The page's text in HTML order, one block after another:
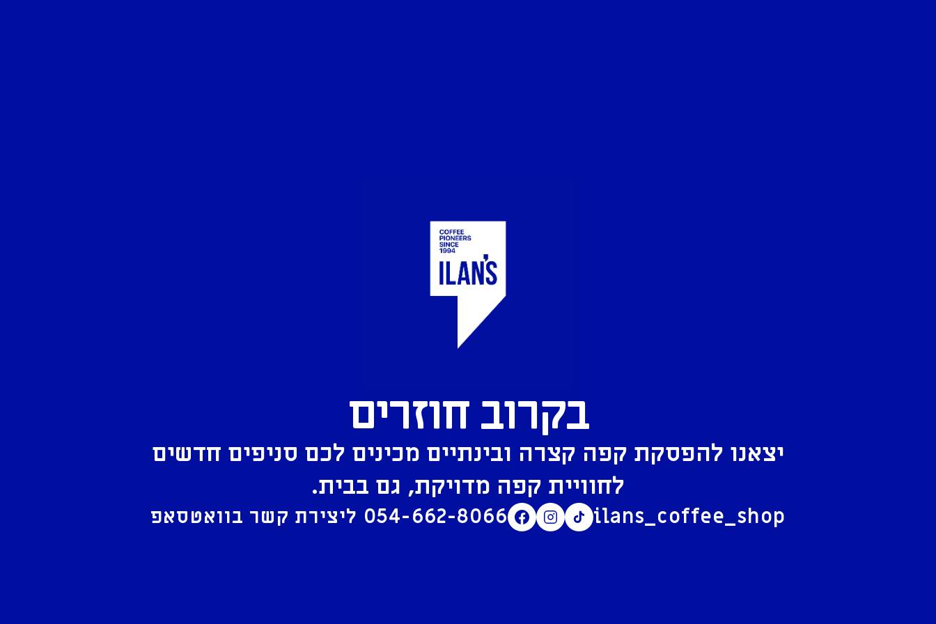
בקרוב חוזרים
יצאנו להפסקת קפה קצרה ובינתיים מכינים לכם סניפים חדשים
לחוויית קפה מדויקת, גם בבית.
054-662-8066 ilans_coffee_shop